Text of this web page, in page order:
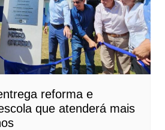
reforma e
que atenderá mais